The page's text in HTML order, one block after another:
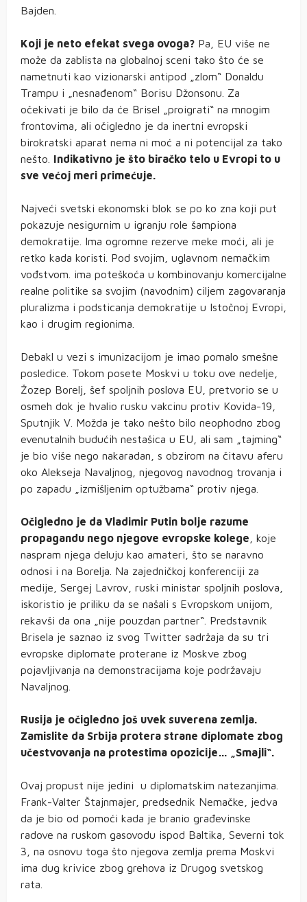
Bajden.
Koji je neto efekat svega ovoga? Pa, EU više ne
može da zablista na globalnoj sceni tako što će se
nametnuti kao vizionarski antipod „zlom“ Donaldu
Trampu i „nesnađenom“ Borisu Džonsonu. Za
očekivati je bilo da će Brisel „proigrati“ na mnogim
frontovima, ali očigledno je da inertni evropski
birokratski aparat nema ni moć a ni potencijal za tako
nešto. Indikativno je što biračko telo u Evropi to u
sve većoj meri primećuje.
Najveći svetski ekonomski blok se po ko zna koji put
pokazuje nesigurnim u igranju role šampiona
demokratije. Ima ogromne rezerve meke moći, ali je
retko kada koristi. Pod svojim, uglavnom nemačkim
vođstvom. ima poteškoća u kombinovanju komercijalne
realne politike sa svojim (navodnim) ciljem zagovaranja
pluralizma i podsticanja demokratije u Istočnoj Evropi,
kao i drugim regionima.
Debakl u vezi s imunizacijom je imao pomalo smešne
posledice. Tokom posete Moskvi u toku ove nedelje,
Žozep Borelj, šef spoljnih poslova EU, pretvorio se u
osmeh dok je hvalio rusku vakcinu protiv Kovida-19,
Sputnjik V. Možda je tako nešto bilo neophodno zbog
evenutalnih budućih nestašica u EU, ali sam „tajming“
je bio više nego nakaradan, s obzirom na čitavu aferu
oko Alekseja Navaljnog, njegovog navodnog trovanja i
po zapadu „izmišljenim optužbama“ protiv njega.
Očigledno je da Vladimir Putin bolje razume
propagandu nego njegove evropske kolege , koje
naspram njega deluju kao amateri, što se naravno
odnosi i na Borelja. Na zajedničkoj konferenciji za
medije, Sergej Lavrov, ruski ministar spoljnih poslova,
iskoristio je priliku da se našali s Evropskom unijom,
rekavši da ona „nije pouzdan partner“. Predstavnik
Brisela je saznao iz svog Twitter sadržaja da su tri
evropske diplomate proterane iz Moskve zbog
pojavljivanja na demonstracijama koje podržavaju
Navaljnog.
Rusija je očigledno još uvek suverena zemlja.
Zamislite da Srbija protera strane diplomate zbog
učestvovanja na protestima opozicije… „Smajli“.
Ovaj propust nije jedini u diplomatskim natezanjima.
Frank-Valter Štajnmajer, predsednik Nemačke, jedva
da je bio od pomoći kada je branio građevinske
radove na ruskom gasovodu ispod Baltika, Severni tok
3, na osnovu toga što njegova zemlja prema Moskvi
ima dug krivice zbog grehova iz Drugog svetskog
rata.